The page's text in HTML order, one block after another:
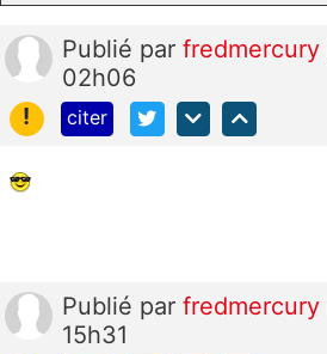
Publié par fredmercury
02h06
!
citer
Publié par fredmercury
15h31